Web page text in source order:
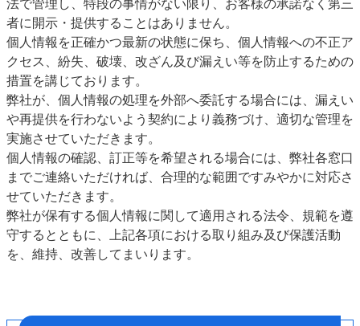
法で管理し、特段の事情がない限り、お客様の承諾なく第三
者に開示・提供することはありません。
個人情報を正確かつ最新の状態に保ち、個人情報への不正ア
クセス、紛失、破壊、改ざん及び漏えい等を防止するための
措置を講じております。
弊社が、個人情報の処理を外部へ委託する場合には、漏えい
や再提供を行わないよう契約により義務づけ、適切な管理を
実施させていただきます。
個人情報の確認、訂正等を希望される場合には、弊社各窓口
までご連絡いただければ、合理的な範囲ですみやかに対応さ
せていただきます。
弊社が保有する個人情報に関して適用される法令、規範を遵
守するとともに、上記各項における取り組み及び保護活動
を、維持、改善してまいります。